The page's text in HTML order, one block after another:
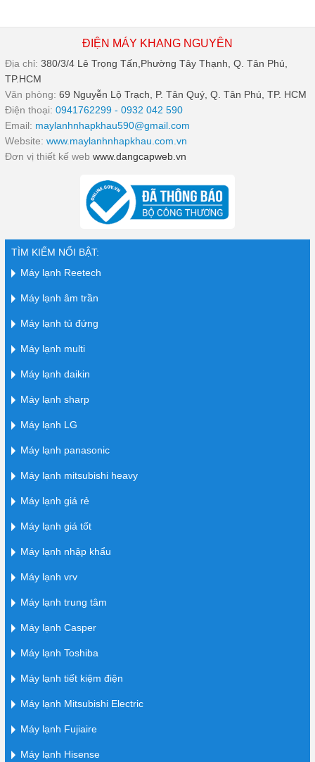
ĐIỆN MÁY KHANG NGUYÊN
Địa chỉ: 380/3/4 Lê Trọng Tấn,Phường Tây Thạnh, Q. Tân Phú,
TP.HCM
Văn phòng: 69 Nguyễn Lộ Trạch, P. Tân Quý, Q. Tân Phú, TP. HCM
Điện thoại: 0941762299 - 0932 042 590
Email: maylanhnhapkhau590@gmail.com
Website: www.maylanhnhapkhau.com.vn
Đơn vị thiết kế web www.dangcapweb.vn
TÌM KIẾM NỔI BẬT:
Máy lạnh Reetech
Máy lạnh âm trần
Máy lạnh tủ đứng
Máy lạnh multi
Máy lạnh daikin
Máy lạnh sharp
Máy lạnh LG
Máy lạnh panasonic
Máy lạnh mitsubishi heavy
Máy lạnh giá rẻ
Máy lạnh giá tốt
Máy lạnh nhập khẩu
Máy lạnh vrv
Máy lạnh trung tâm
Máy lạnh Casper
Máy lạnh Toshiba
Máy lạnh tiết kiệm điện
Máy lạnh Mitsubishi Electric
Máy lạnh Fujiaire
Máy lạnh Hisense